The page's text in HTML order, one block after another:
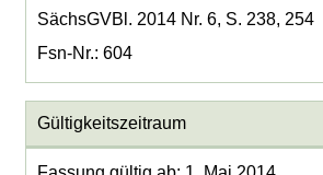
SächsGVBl. 2014 Nr. 6, S. 238, 254
Fsn-Nr.: 604
Gültigkeitszeitraum